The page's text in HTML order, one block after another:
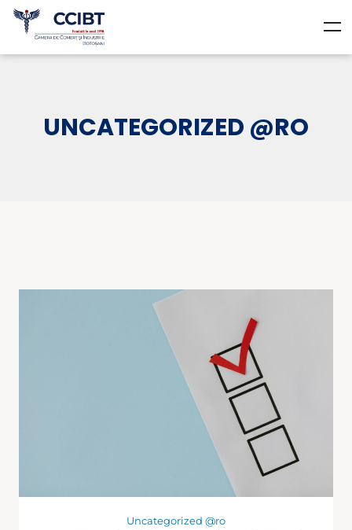
UNCATEGORIZED @RO
Uncategorized @ro